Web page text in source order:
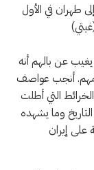
طهران في الأول
عن بالهم أنه
أنجب عواصف
التي أطلت
وما يشهده
على إيران